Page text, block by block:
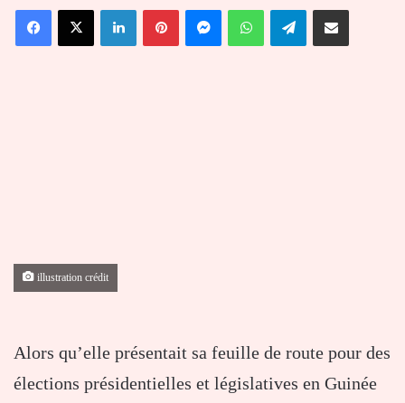
courriel
FacebookX LinkedinPinterestMessengerWhatsAppTelegramPartager par email
illustration crédit
Alors qu’elle présentait sa feuille de route pour des
élections présidentielles et législatives en Guinée